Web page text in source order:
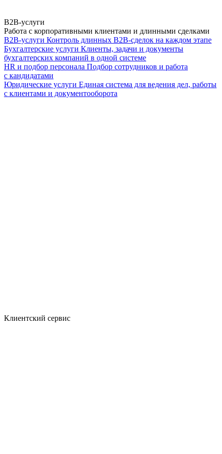
B2B-услуги
Работа с корпоративными клиентами и длинными сделками
B2B-услуги Контроль длинных B2B-сделок на каждом этапе
Бухгалтерские услуги Клиенты, задачи и документы
бухгалтерских компаний в одной системе
HR и подбор персонала Подбор сотрудников и работа
с кандидатами
Юридические услуги Единая система для ведения дел, работы
с клиентами и документооборота
Клиентский сервис